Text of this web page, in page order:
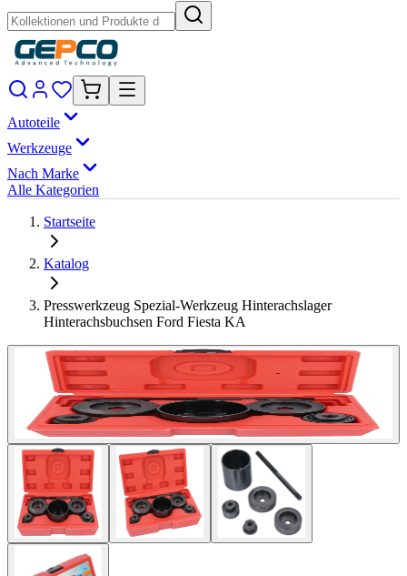
Autoteile
Werkzeuge
Nach Marke
Alle Kategorien
Startseite
Katalog
Presswerkzeug Spezial-Werkzeug Hinterachslager
Hinterachsbuchsen Ford Fiesta KA